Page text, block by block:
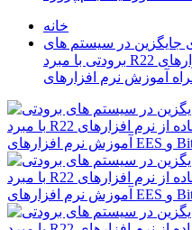
خانه
جایگزین در سیستم های
برودتی با مبرد R22 با استفاده از نرم افزارهای EES و Bitzer